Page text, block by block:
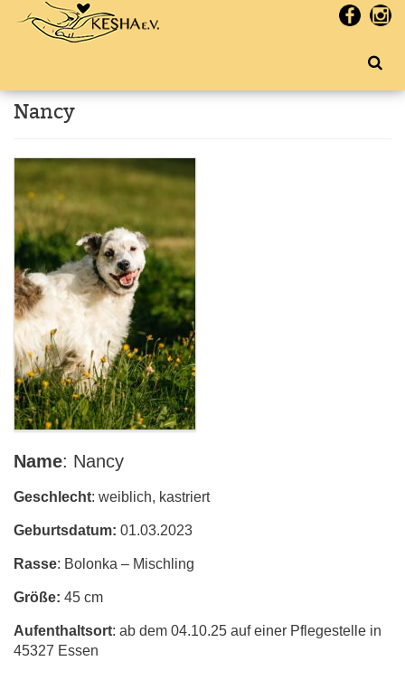
Nancy
Name: Nancy
Geschlecht: weiblich, kastriert
Geburtsdatum: 01.03.2023
Rasse: Bolonka – Mischling
Größe: 45 cm
Aufenthaltsort: ab dem 04.10.25 auf einer Pflegestelle in
45327 Essen